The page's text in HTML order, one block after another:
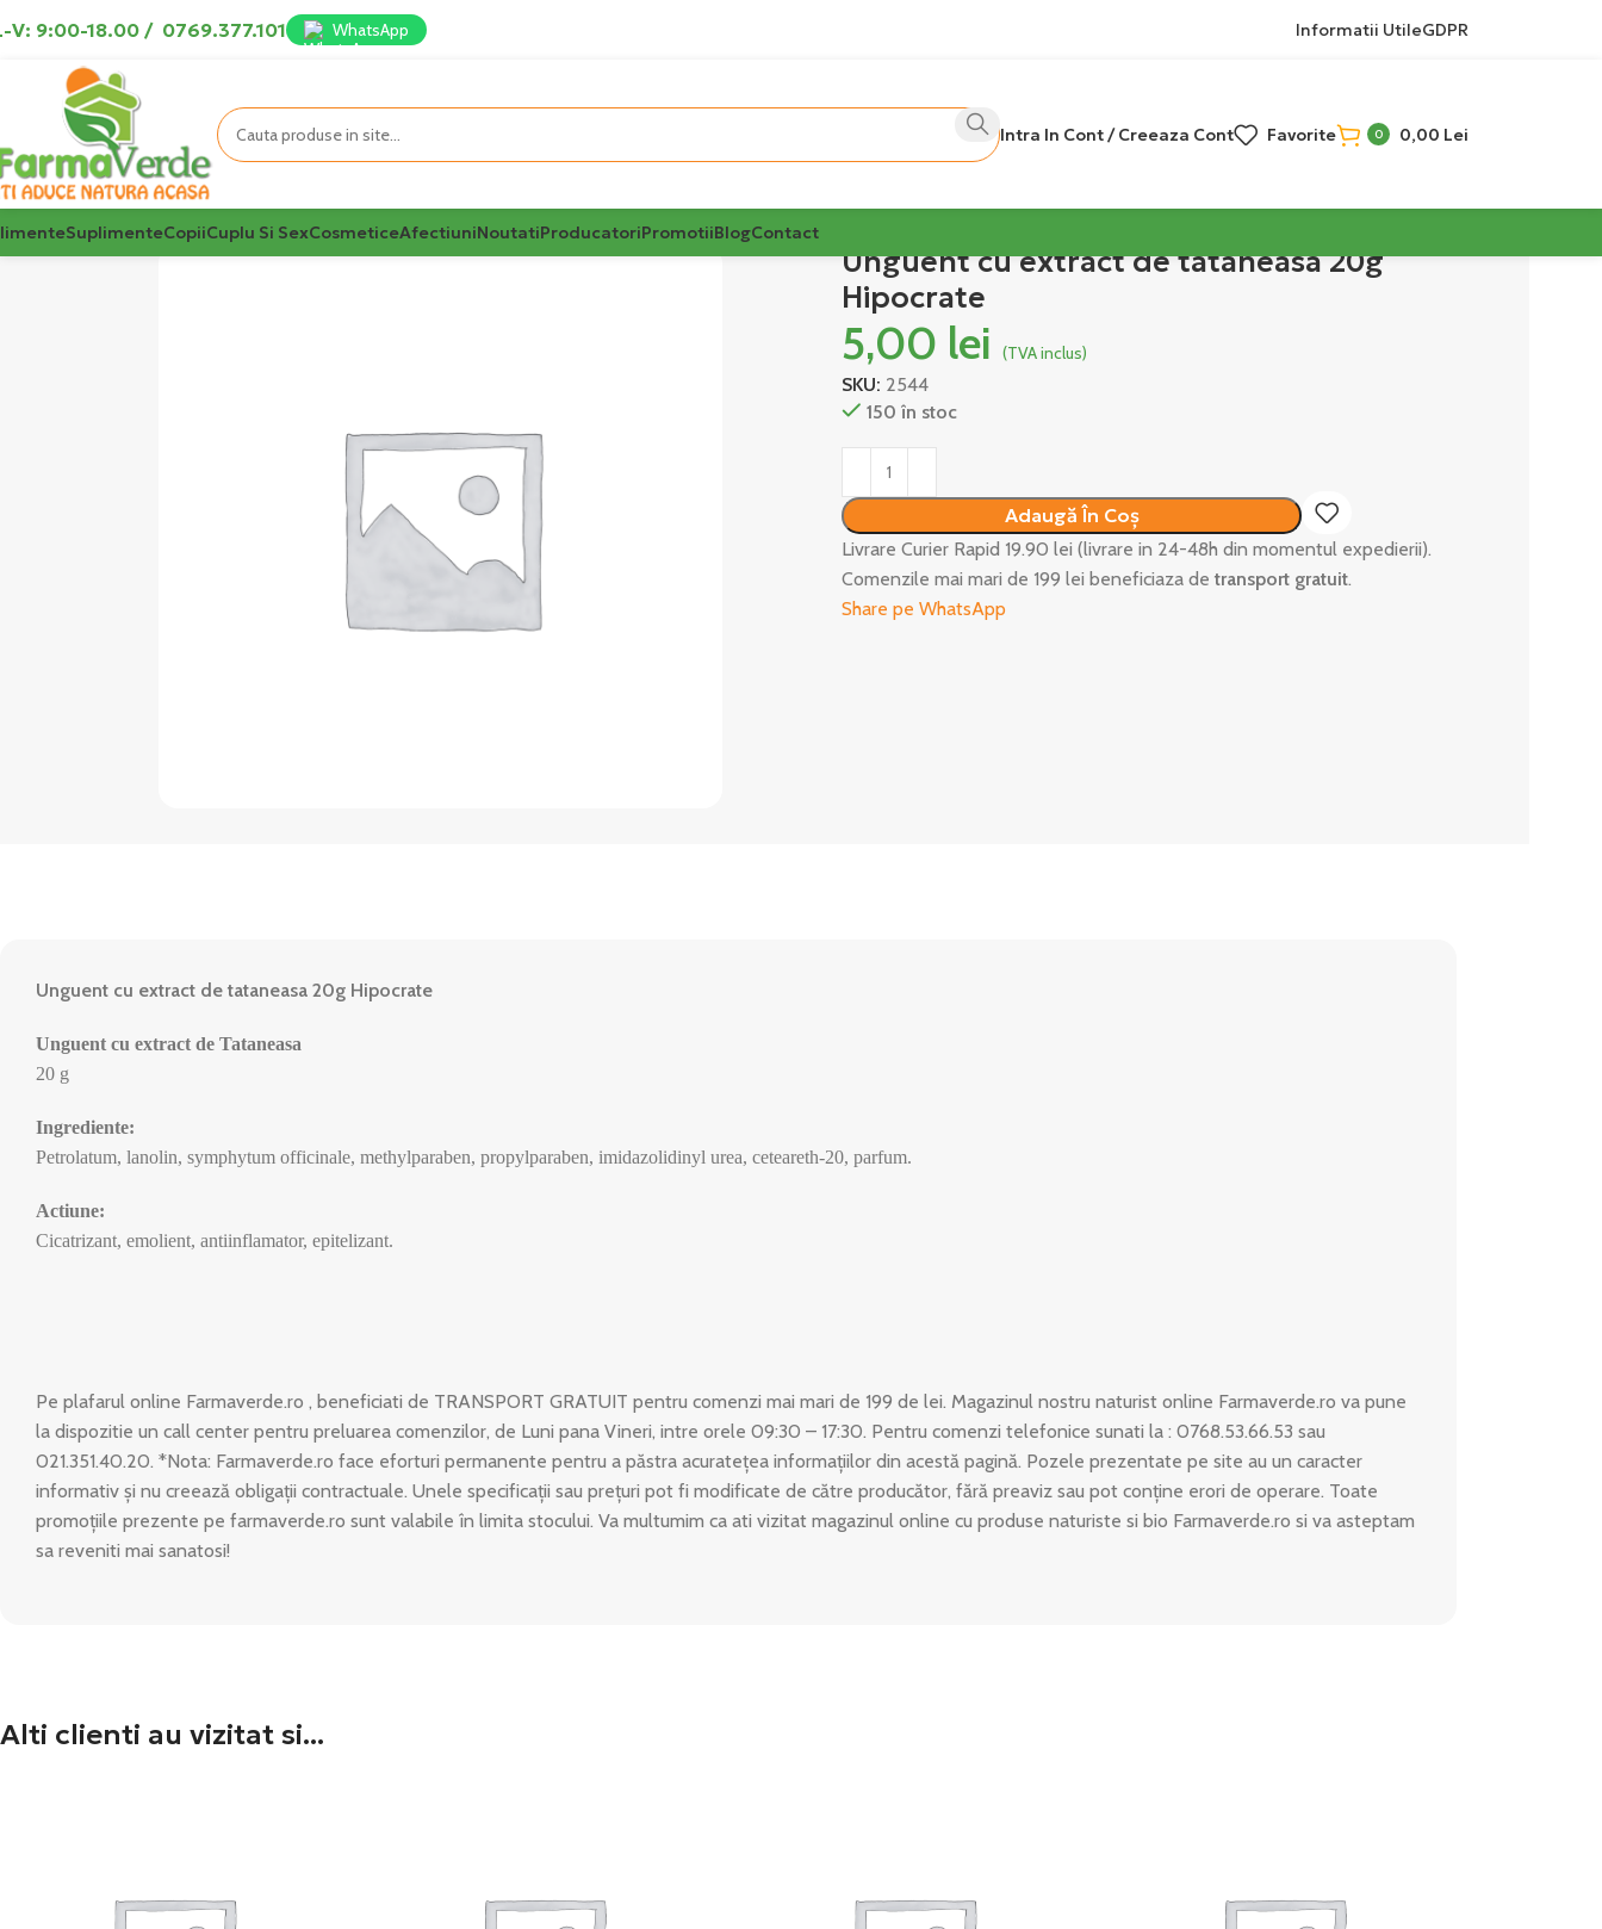
V: 9:00-18.00 / 0769.377.101 WhatsApp Informatii UtileGDPR
Intra In Cont / Creeaza Cont Favorite 0 0,00 Lei
SuplimenteCopiiCuplu Si SexCosmeticeAfectiuniNoutatiProducatoriPromotiiBlogContact
Unguent cu extract de tataneasa 20g
Hipocrate
5,00 lei (TVA inclus)
SKU: 2544
150 în stoc
Adaugă În Coș
Alternative:
Livrare Curier Rapid 19.90 lei (livrare in 24-48h din momentul expedierii).
Comenzile mai mari de 199 lei beneficiaza detransport gratuit.
Share pe WhatsApp
Unguent cu extract de tataneasa 20g Hipocrate
Unguent cu extract de Tataneasa
20 g
Ingrediente:
Petrolatum, lanolin, symphytum officinale, methylparaben, propylparaben, imidazolidinyl urea, ceteareth-20, parfum.
Actiune:
Cicatrizant, emolient, antiinflamator, epitelizant.
Pe plafarul online Farmaverde.ro , beneficiati de TRANSPORT GRATUIT pentru comenzi mai mari de 199 de lei. Magazinul nostru naturist online Farmaverde.ro va pune
la dispozitie un call center pentru preluarea comenzilor, de Luni pana Vineri, intre orele 09:30 – 17:30. Pentru comenzi telefonice sunati la : 0768.53.66.53 sau
021.351.40.20. *Nota: Farmaverde.ro face eforturi permanente pentru a păstra acuratețea informațiilor din acestă pagină. Pozele prezentate pe site au un caracter
informativ și nu creează obligații contractuale. Unele specificații sau prețuri pot fi modificate de către producător, fără preaviz sau pot conține erori de operare. Toate
promoțiile prezente pe farmaverde.ro sunt valabile în limita stocului. Va multumim ca ati vizitat magazinul online cu produse naturiste si bio Farmaverde.ro si va asteptam
sa reveniti mai sanatosi!
Alti clienti au vizitat si...